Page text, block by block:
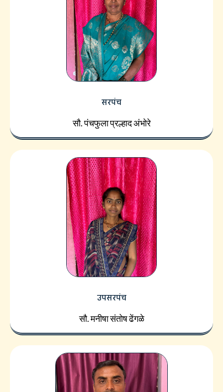
सरपंच
सौ. पंचफुला प्रल्हाद अंभोरे
उपसरपंच
सौ. मनीषा संतोष ढेंगळे